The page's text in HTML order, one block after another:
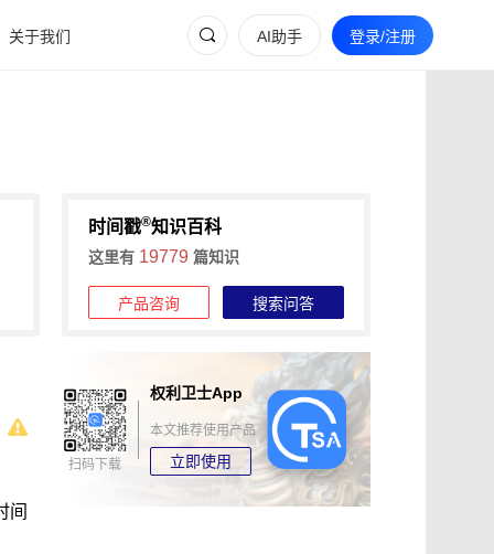
关于我们 AI助手 登录/注册
时间戳®知识百科
这里有 19779 篇知识
产品咨询 搜索问答
间
扫码下载
权利卫士App
本文推荐使用产品
立即使用